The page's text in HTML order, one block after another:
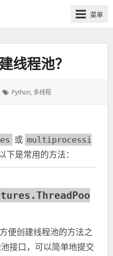
菜单
线程池？
标
Python, 多线程
或 multiprocessi
下是常用的方法：
便创建线程池的方法之
接口，可以简单地提交